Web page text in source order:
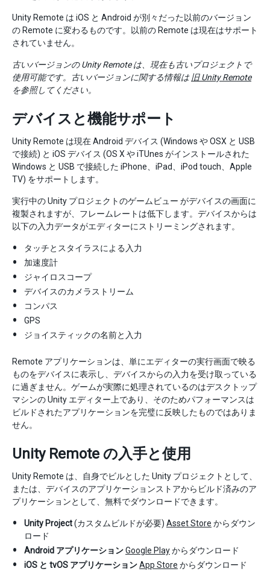
Unity Remote は iOS と Android が別々だった以前のバージョン
の Remote に変わるものです。以前の Remote は現在はサポート
されていません。
古いバージョンの Unity Remote は、現在も古いプロジェクトで
使用可能です。古いバージョンに関する情報は旧 Unity Remote
を参照してください。
デバイスと機能サポート
Unity Remote は現在 Android デバイス (Windows や OSX と USB
で接続) と iOS デバイス (OS X や iTUnes がインストールされた
Windows と USB で接続した iPhone、iPad、iPod touch、Apple
TV) をサポートします。
実行中の Unity プロジェクトのゲームビュー がデバイスの画面に
複製されますが、フレームレートは低下します。デバイスからは
以下の入力データがエディターにストリーミングされます。
タッチとスタイラスによる入力
加速度計
ジャイロスコープ
デバイスのカメラストリーム
コンパス
GPS
ジョイスティックの名前と入力
Remote アプリケーションは、単にエディターの実行画面で映る
ものをデバイスに表示し、デバイスからの入力を受け取っている
に過ぎません。ゲームが実際に処理されているのはデスクトップ
マシンの Unity エディター上であり、そのためパフォーマンスは
ビルドされたアプリケーションを完璧に反映したものではありま
せん。
Unity Remote の入手と使用
Unity Remote は、自身でビルとした Unity プロジェクトとして、
または、デバイスのアプリケーションストアからビルド済みのア
プリケーションとして、無料でダウンロードできます。
Unity Project(カスタムビルドが必要) Asset Store からダウン
ロード
Android アプリケーションGoogle Playからダウンロード
iOS と tvOS アプリケーションApp Store からダウンロード